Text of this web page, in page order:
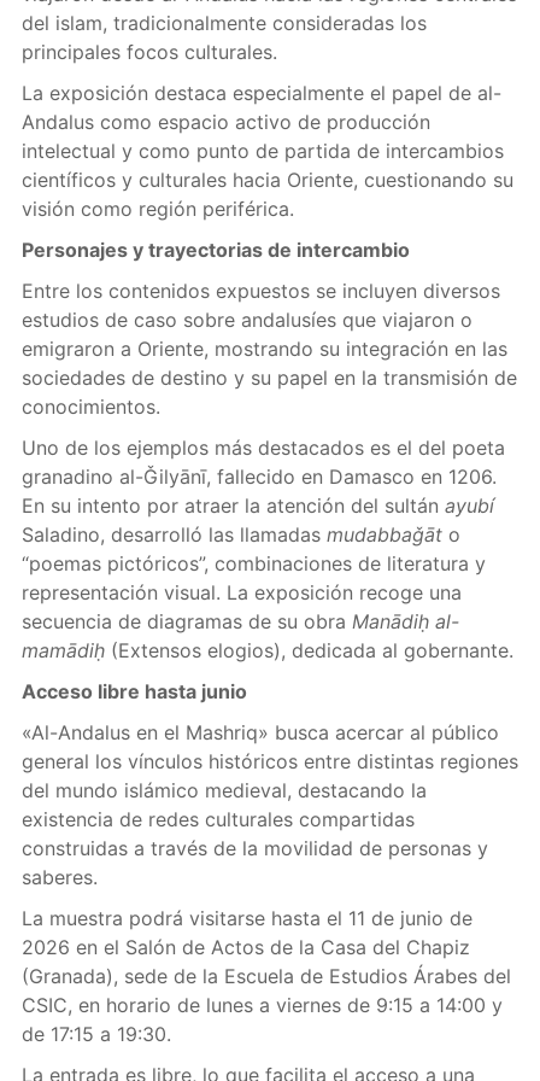
del islam, tradicionalmente consideradas los
principales focos culturales.
La exposición destaca especialmente el papel de al-
Andalus como espacio activo de producción
intelectual y como punto de partida de intercambios
científicos y culturales hacia Oriente, cuestionando su
visión como región periférica.
Personajes y trayectorias de intercambio
Entre los contenidos expuestos se incluyen diversos
estudios de caso sobre andalusíes que viajaron o
emigraron a Oriente, mostrando su integración en las
sociedades de destino y su papel en la transmisión de
conocimientos.
Uno de los ejemplos más destacados es el del poeta
granadino al-Ǧilyānī, fallecido en Damasco en 1206.
En su intento por atraer la atención del sultán ayubí
Saladino, desarrolló las llamadas mudabbaǧāt o
“poemas pictóricos”, combinaciones de literatura y
representación visual. La exposición recoge una
secuencia de diagramas de su obra Manādiḥ al-
mamādiḥ(Extensos elogios), dedicada al gobernante.
Acceso libre hasta junio
«Al-Andalus en el Mashriq» busca acercar al público
general los vínculos históricos entre distintas regiones
del mundo islámico medieval, destacando la
existencia de redes culturales compartidas
construidas a través de la movilidad de personas y
saberes.
La muestra podrá visitarse hasta el 11 de junio de
2026 en el Salón de Actos de la Casa del Chapiz
(Granada), sede de la Escuela de Estudios Árabes del
CSIC, en horario de lunes a viernes de 9:15 a 14:00 y
de 17:15 a 19:30.
La entrada es libre, lo que facilita el acceso a una